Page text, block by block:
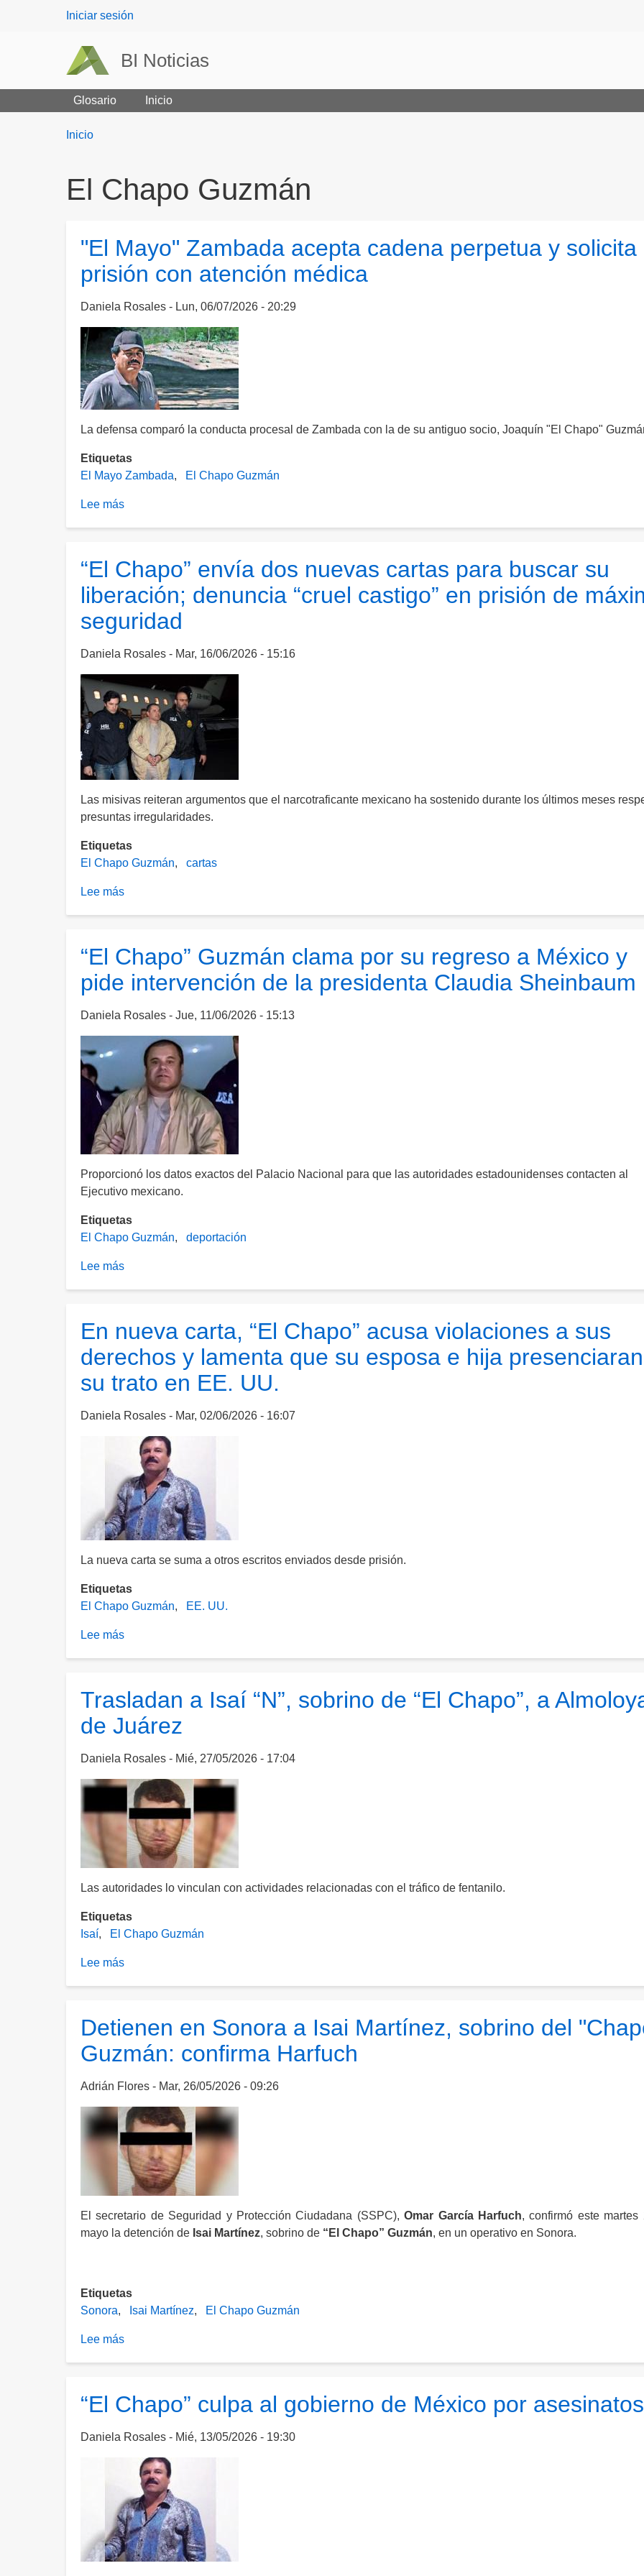
User
Iniciar sesión
BI Noticias
Glosario Inicio
Breadcrumbs
You
Inicio
El Chapo Guzmán
"El Mayo" Zambada acepta cadena perpetua y solicita
prisión con atención médica
Daniela Rosales Lun, 06/07/2026 - 20:29
La defensa comparó la conducta procesal de Zambada con la de su antiguo socio, Joaquín "El Chapo"
Etiquetas
El Mayo Zambada
El Chapo Guzmán
Lee más
acepta
cadena
y
prisión
con
atención
médica
“El Chapo” envía dos nuevas cartas para buscar su
liberación; denuncia “cruel castigo” en prisión de
seguridad
Daniela Rosales Mar, 16/06/2026 - 15:16
Las misivas reiteran argumentos que el narcotraficante mexicano ha sostenido durante los últimos meses
presuntas irregularidades.
Etiquetas
El Chapo Guzmán
cartas
Lee más
dos
nuevas
para
liberación;
denuncia
“cruel
castigo”
en
prisión
máxima
“El Chapo” Guzmán clama por su regreso a México y
pide intervención de la presidenta Claudia Sheinbaum
Daniela Rosales Jue, 11/06/2026 - 15:13
Proporcionó los datos exactos del Palacio Nacional para que las autoridades estadounidenses contacten al
Ejecutivo mexicano.
Etiquetas
El Chapo Guzmán
deportación
Lee más
clama
por
regreso
México
pide
intervención
de
la
presidenta
Claudia
Sheinbaum
En nueva carta, “El Chapo” acusa violaciones a sus
derechos y lamenta que su esposa e hija presenciaran
su trato en EE. UU.
Daniela Rosales Mar, 02/06/2026 - 16:07
La nueva carta se suma a otros escritos enviados desde prisión.
Etiquetas
El Chapo Guzmán
EE. UU.
Lee más
“El
Chapo”
violaciones
sus
derechos
y
lamenta
que
esposa
hija
UU.
Trasladan a Isaí “N”, sobrino de “El Chapo”, a
de Juárez
Daniela Rosales Mié, 27/05/2026 - 17:04
Las autoridades lo vinculan con actividades relacionadas con el tráfico de fentanilo.
Etiquetas
Isaí
El Chapo Guzmán
Lee más
“N”,
sobrino
“El
a
Almoloya
de
Juárez
Detienen en Sonora a Isai Martínez, sobrino del
Guzmán: confirma Harfuch
Adrián Flores Mar, 26/05/2026 - 09:26
El secretario de Seguridad y Protección Ciudadana (SSPC),Omar García Harfuch, confirmó este martes
mayo la detención de Isai Martínez, sobrino de “El Chapo” Guzmán, en un operativo en Sonora.
Etiquetas
Sonora
Isai Martínez El Chapo Guzmán
Lee más
a
Martínez,
sobrino
del
"Chapo"
Guzmán:
confirma
Harfuch
“El Chapo” culpa al gobierno de México por asesinatos
Daniela Rosales Mié, 13/05/2026 - 19:30